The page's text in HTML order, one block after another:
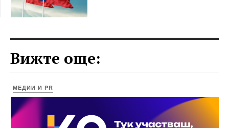
Вижте още:
МЕДИИ И PR